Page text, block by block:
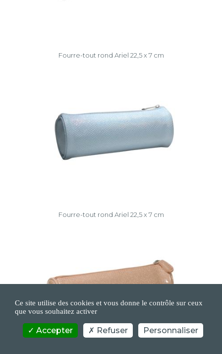
Fourre-tout rond Ariel 22,5 x 7 cm
Fourre-tout rond Ariel 22,5 x 7 cm
Ce site utilise des cookies et vous donne le contrôle sur ceux
que vous souhaitez activer
Accepter Refuser Personnaliser